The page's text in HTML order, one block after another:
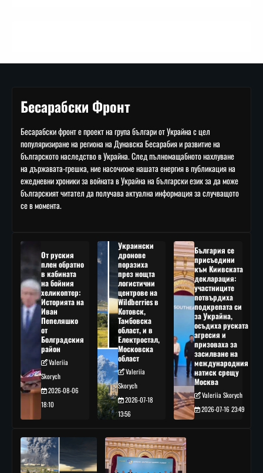
Бесарабски Фронт
Бесарабски фронт е проект на група българи от Украйна с цел
популяризиране на региона на Дунавска Бесарабия и развитие на
българското наследство в Украйна. След пълномащабното нахлуване
на държавата-грешка, ние насочихме нашата енергия в публикация на
ежедневни хроники за войната в Украйна на български език за да може
българският читател да получава актуална информация за случващото
се в момента.
От руския
плен обратно
в кабината
на бойния
хеликоптер:
Историята на
Иван
Пепеляшко
от
Болградския
район
Valeriia
Skorych
2026-08-06
18:10
Украински
дронове
поразиха
през нощта
логистични
центрове на
Wildberries в
Котовск,
Тамбовска
област, и в
Електростал,
Московска
област
Valeriia
Skorych
2026-07-18
13:56
България се
присъедини
към Киивската
декларация:
участниците
потвърдиха
подкрепата си
за Украйна,
осъдиха руската
агресия и
призоваха за
засилване на
международния
натиск срещу
Москва
Valeriia Skorych
2026-07-16 23:49